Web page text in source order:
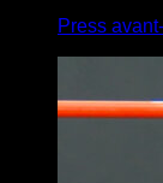
Press